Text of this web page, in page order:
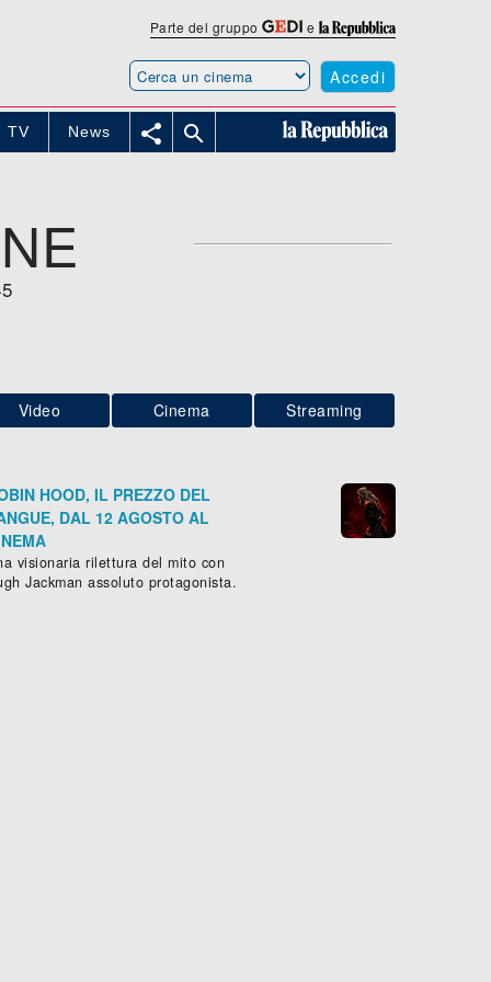
Parte del gruppo e
Accedi
TV News  
Video Cinema Streaming
HOOD, IL PREZZO DEL
DAL 12 AGOSTO AL
visionaria rilettura del mito con
Jackman assoluto protagonista.